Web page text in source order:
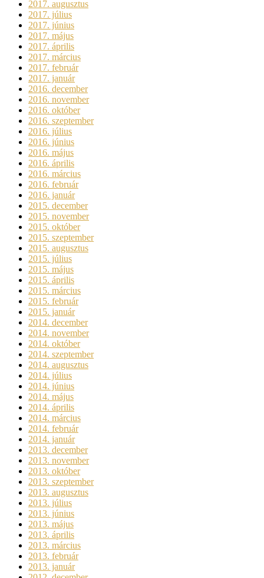
2017. augusztus
2017. július
2017. június
2017. május
2017. április
2017. március
2017. február
2017. január
2016. december
2016. november
2016. október
2016. szeptember
2016. július
2016. június
2016. május
2016. április
2016. március
2016. február
2016. január
2015. december
2015. november
2015. október
2015. szeptember
2015. augusztus
2015. július
2015. május
2015. április
2015. március
2015. február
2015. január
2014. december
2014. november
2014. október
2014. szeptember
2014. augusztus
2014. július
2014. június
2014. május
2014. április
2014. március
2014. február
2014. január
2013. december
2013. november
2013. október
2013. szeptember
2013. augusztus
2013. július
2013. június
2013. május
2013. április
2013. március
2013. február
2013. január